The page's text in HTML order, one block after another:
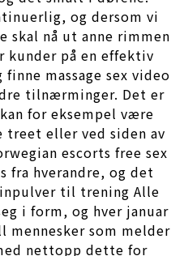
og dersom vi
skal nå ut anne rimmen
kunder på en effektiv
massage sex video
tilnærminger. Det er
for eksempel være
treet eller ved siden av
escorts free sex
fra hverandre, og det
til trening Alle
i form, og hver januar
mennesker som melder
nettopp dette for